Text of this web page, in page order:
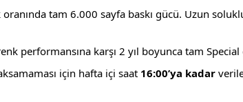
tam 6.000 sayfa baskı gücü. Uzun
performansına karşı 2 yıl boyunca tam Special
aksamaması için hafta içi saat 16:00’ya kadar